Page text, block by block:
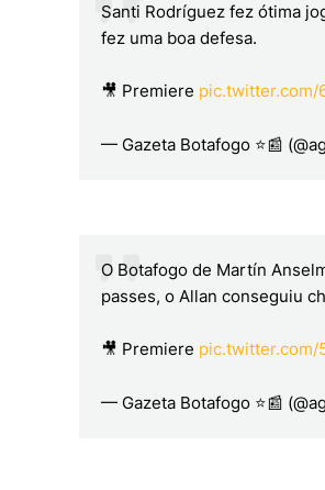
Santi Rodríguez fez ótima
fez uma boa defesa.
🎥 Premiere pic.twitter.com/
— Gazeta Botafogo ⭐📰
O Botafogo de Martín
passes, o Allan conseguiu
🎥 Premiere pic.twitter.com/
— Gazeta Botafogo ⭐📰